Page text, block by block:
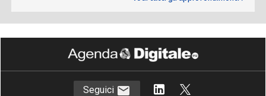
Seguici